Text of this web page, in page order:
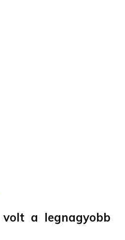
a legnagyobb